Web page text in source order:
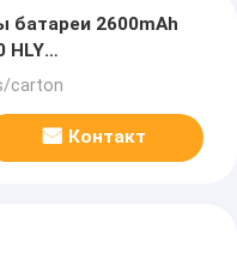
батареи 2600mAh
HLY
carton
Контакт